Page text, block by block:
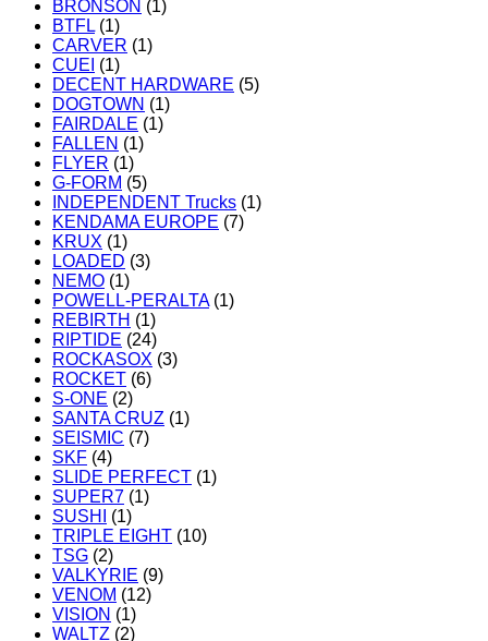
BRONSON (1)
BTFL (1)
CARVER (1)
CUEI (1)
DECENT HARDWARE (5)
DOGTOWN (1)
FAIRDALE (1)
FALLEN (1)
FLYER (1)
G-FORM (5)
INDEPENDENT Trucks (1)
KENDAMA EUROPE (7)
KRUX (1)
LOADED (3)
NEMO (1)
POWELL-PERALTA (1)
REBIRTH (1)
RIPTIDE (24)
ROCKASOX (3)
ROCKET (6)
S-ONE (2)
SANTA CRUZ (1)
SEISMIC (7)
SKF (4)
SLIDE PERFECT (1)
SUPER7 (1)
SUSHI
(1)
TRIPLE EIGHT (10)
TSG (2)
VALKYRIE (9)
VENOM (12)
VISION (1)
WALTZ (2)